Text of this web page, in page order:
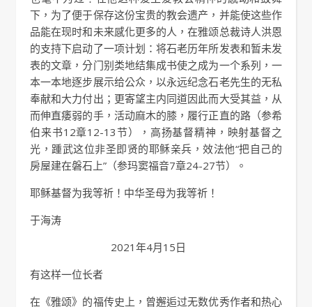
下，为了便于保存这份宝贵的教会遗产，并能使这些作
品能在现时和未来感化更多的人，在雅颂总裁诗人洪恩
的支持下启动了一项计划：将石老历年所发表和暂未发
表的文章，分门别类地结集成书使之成为一个系列，一
本一本地逐步展示给公众，以永远纪念石老先生的无私
奉献和大力付出；更寄望主内同道因此而大受其益，从
而伸直痿弱的手，活动麻木的膝，履行正直的路（参希
伯来书12章12-13节），高扬基督精神，映射基督之
光，踵武这位非圣即贤的耶稣亲兵，效法他“把自己的
房屋建在磐石上”（参玛窦福音7章24-27节）。
耶稣基督为我等祈！中华圣母为我等祈！
于海涛
2021年4月15日
有这样一位长者
在《雅颂》的福传史上，曾邂逅过无数优秀作者和热心